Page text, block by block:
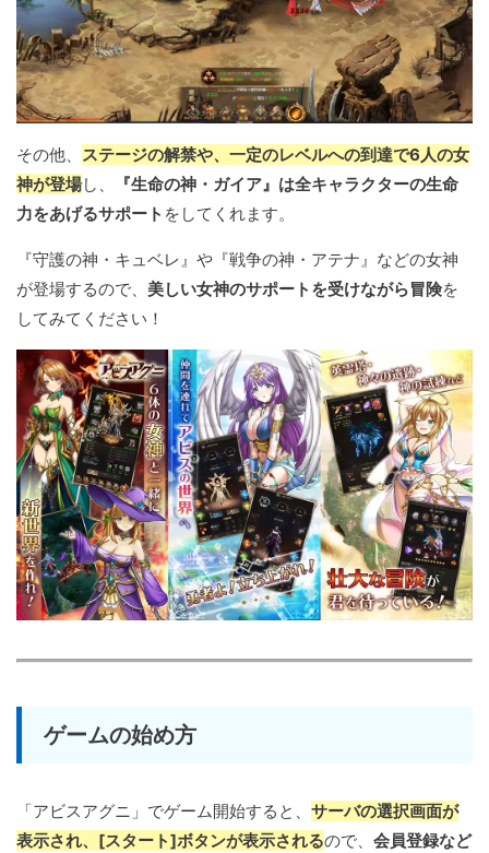
その他、 ステージの解禁や、一定のレベルへの到達で6人の女
神が登場し、
『生命の神・ガイア』は全キャラクターの生命
力をあげるサポート をしてくれます。
『守護の神・キュベレ』や『戦争の神・アテナ』などの女神
が登場するので、 美しい女神のサポートを受けながら冒険を
してみてください！
ゲームの始め方
「アビスアグニ」でゲーム開始すると、 サーバの選択画面が
表示され、[スタート]ボタンが表示されるので、 会員登録など